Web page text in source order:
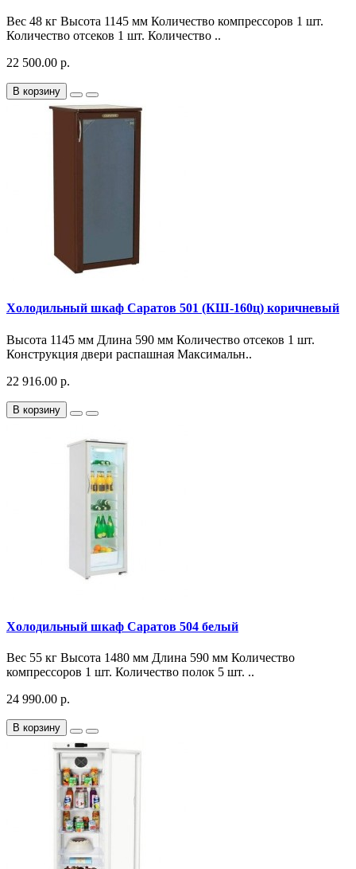
Вес 48 кг Высота 1145 мм Количество компрессоров 1 шт.
Количество отсеков 1 шт. Количество ..
22 500.00 р.
В корзину
Холодильный шкаф Саратов 501 (КШ-160ц) коричневый
Высота 1145 мм Длина 590 мм Количество отсеков 1 шт.
Конструкция двери распашная Максимальн..
22 916.00 р.
В корзину
Холодильный шкаф Саратов 504 белый
Вес 55 кг Высота 1480 мм Длина 590 мм Количество
компрессоров 1 шт. Количество полок 5 шт. ..
24 990.00 р.
В корзину